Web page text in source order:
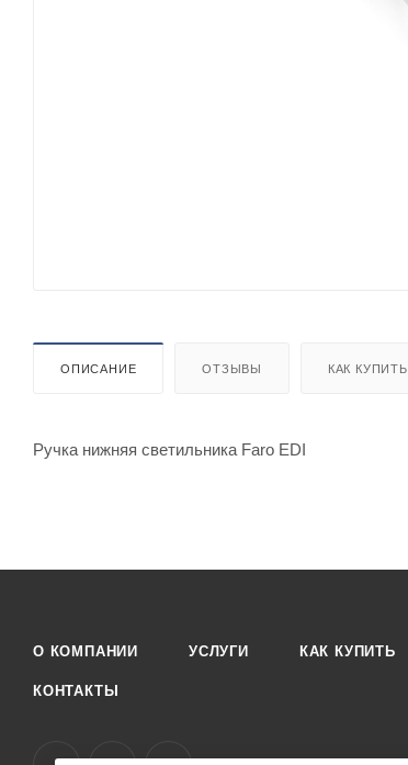
ОПИСАНИЕ ОТЗЫВЫ КАК КУПИТЬ
Ручка нижняя светильника Faro EDI
О КОМПАНИИ УСЛУГИ КАК КУПИТЬ
КОНТАКТЫ